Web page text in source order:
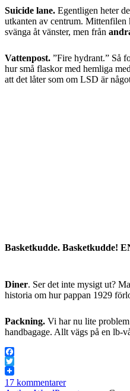
Suicide lane. Egentligen heter
utkanten av centrum. Mittenfilen
svänga åt vänster, men från
Vattenpost. ”Fire hydrant.” Så
hur små flaskor med hemliga
att det låter som om LSD är
Basketkudde. Basketkudde!
Diner. Ser det inte mysigt ut?
historia om hur pappan 1929
Packning. Vi har nu lite
handbagage. Allt vägs på en lb-
Facebook
Twitter
17 kommentarer